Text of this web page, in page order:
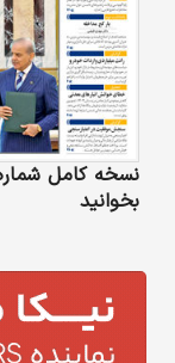
نسخه کامل شماره
بخوانید